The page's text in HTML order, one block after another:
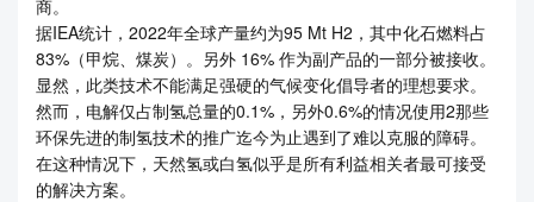
商。
据IEA统计，2022年全球产量约为95 Mt H2，其中化石燃料占
83%（甲烷、煤炭）。另外 16% 作为副产品的一部分被接收。
显然，此类技术不能满足强硬的气候变化倡导者的理想要求。
然而，电解仅占制氢总量的0.1%，另外0.6%的情况使用2那些
环保先进的制氢技术的推广迄今为止遇到了难以克服的障碍。
在这种情况下，天然氢或白氢似乎是所有利益相关者最可接受
的解决方案。